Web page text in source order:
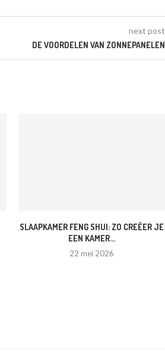
next post
DE VOORDELEN VAN ZONNEPANELEN
SLAAPKAMER FENG SHUI: ZO CREËER JE
EEN KAMER...
22 mei 2026